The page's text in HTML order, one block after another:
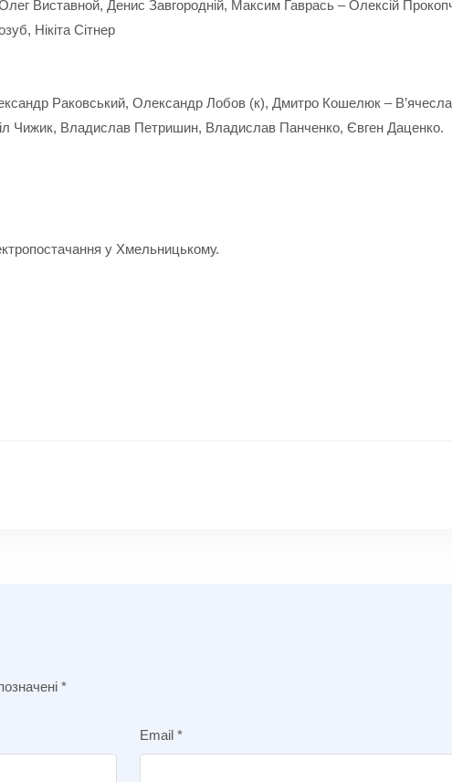
Олег Виставной, Денис Завгородній, Максим Гаврась – Олексій
Нікіта Сітнер
Раковський, Олександр Лобов (к), Дмитро Кошелюк –
Чижик, Владислав Петришин, Владислав Панченко, Євген Даценко.
у Хмельницькому.
*
Email *